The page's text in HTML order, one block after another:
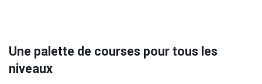
Une palette de courses pour tous les
niveaux